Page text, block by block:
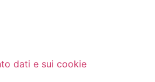
dati e sui cookie